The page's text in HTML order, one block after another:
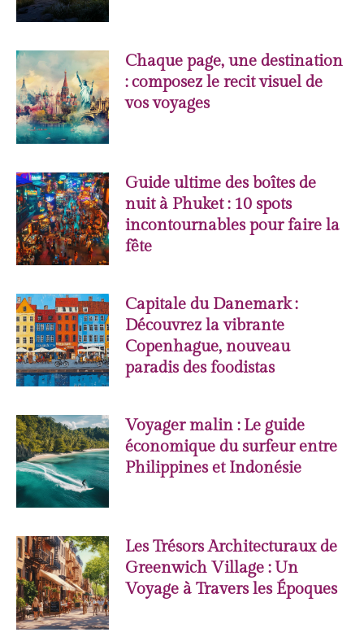
Chaque page, une destination
: composez le recit visuel de
vos voyages
Guide ultime des boîtes de
nuit à Phuket : 10 spots
incontournables pour faire la
fête
Capitale du Danemark :
Découvrez la vibrante
Copenhague, nouveau
paradis des foodistas
Voyager malin : Le guide
économique du surfeur entre
Philippines et Indonésie
Les Trésors Architecturaux de
Greenwich Village : Un
Voyage à Travers les Époques